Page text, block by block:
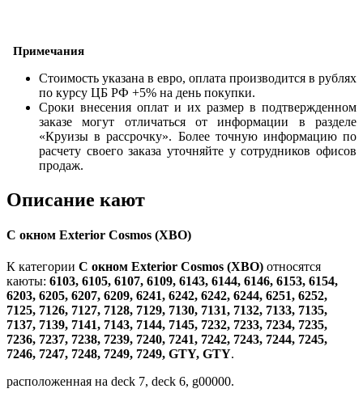
Примечания
Стоимость указана в евро, оплата производится в рублях
по курсу ЦБ РФ +5% на день покупки.
Сроки внесения оплат и их размер в подтвержденном
заказе могут отличаться от информации в разделе
«Круизы в рассрочку». Более точную информацию по
расчету своего заказа уточняйте у сотрудников офисов
продаж.
Описание кают
С окном Exterior Cosmos (XBO)
К категории С окном Exterior Cosmos (XBO) относятся
каюты: 6103, 6105, 6107, 6109, 6143, 6144, 6146, 6153, 6154,
6203, 6205, 6207, 6209, 6241, 6242, 6242, 6244, 6251, 6252,
7125, 7126, 7127, 7128, 7129, 7130, 7131, 7132, 7133, 7135,
7137, 7139, 7141, 7143, 7144, 7145, 7232, 7233, 7234, 7235,
7236, 7237, 7238, 7239, 7240, 7241, 7242, 7243, 7244, 7245,
7246, 7247, 7248, 7249, 7249, GTY, GTY.
расположенная на deck 7, deck 6, g00000.